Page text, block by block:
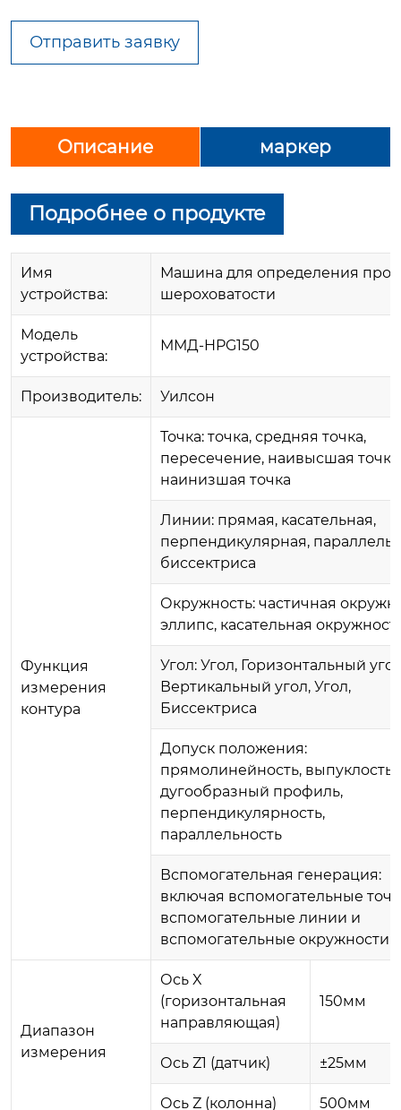
Отправить заявку
Описание маркер
Подробнее о продукте
Имя
устройства:
Машина для определения
шероховатости
Модель
устройства:
ММД-HPG150
Производитель: Уилсон
Функция
измерения
контура
Точка: точка, средняя точка,
пересечение, наивысшая точка,
наинизшая точка
Линии: прямая, касательная,
перпендикулярная,
биссектриса
Окружность: частичная
эллипс, касательная
Угол: Угол, Горизонтальный
Вертикальный угол, Угол,
Биссектриса
Допуск положения:
прямолинейность, выпуклость,
дугообразный профиль,
перпендикулярность,
параллельность
Вспомогательная генерация:
включая вспомогательные
вспомогательные линии и
вспомогательные окружности
Диапазон
измерения
Ось X
(горизонтальная
направляющая)
150мм
Ось Z1 (датчик) ±25мм
Ось Z (колонна) 500мм